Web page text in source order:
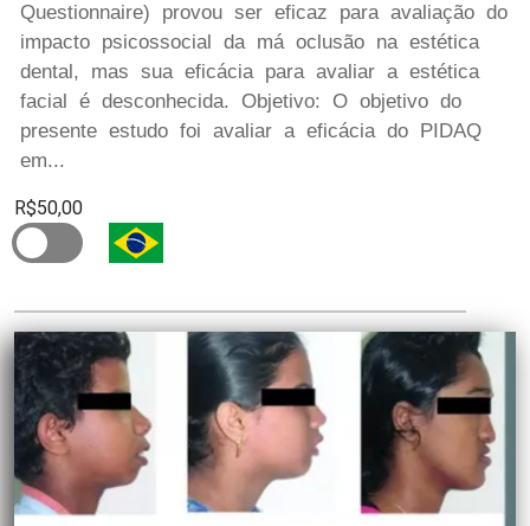
Questionnaire) provou ser eficaz para avaliação do
impacto psicossocial da má oclusão na estética
dental, mas sua eficácia para avaliar a estética
facial é desconhecida. Objetivo: O objetivo do
presente estudo foi avaliar a eficácia do PIDAQ
em...
R$50,00